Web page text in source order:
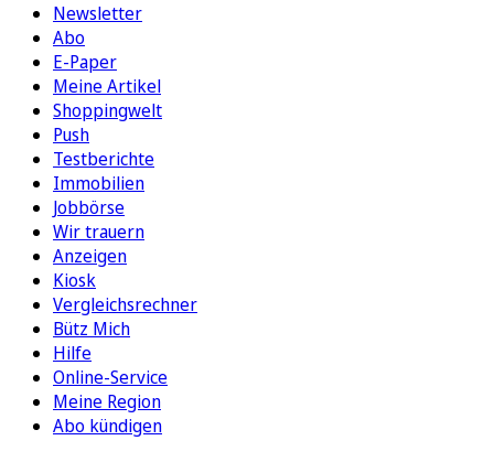
Newsletter
Abo
E-Paper
Meine Artikel
Shoppingwelt
Push
Testberichte
Immobilien
Jobbörse
Wir trauern
Anzeigen
Kiosk
Vergleichsrechner
Bütz Mich
Hilfe
Online-Service
Meine Region
Abo kündigen